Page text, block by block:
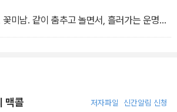
리가 울리는 것도 순전히 엄마 탓이다. 내 머
자리 잡도록 부추긴 장본인이 바로 엄마니까.
말에 귀를 기울이지 않으려고 무지 애를 썼
미남. 같이 춤추고 놀면서, 흘러가는 운명에
? 십오 분 안에 만나자.
나도 이해해.
맥콜 저자파일 신간알림 신청